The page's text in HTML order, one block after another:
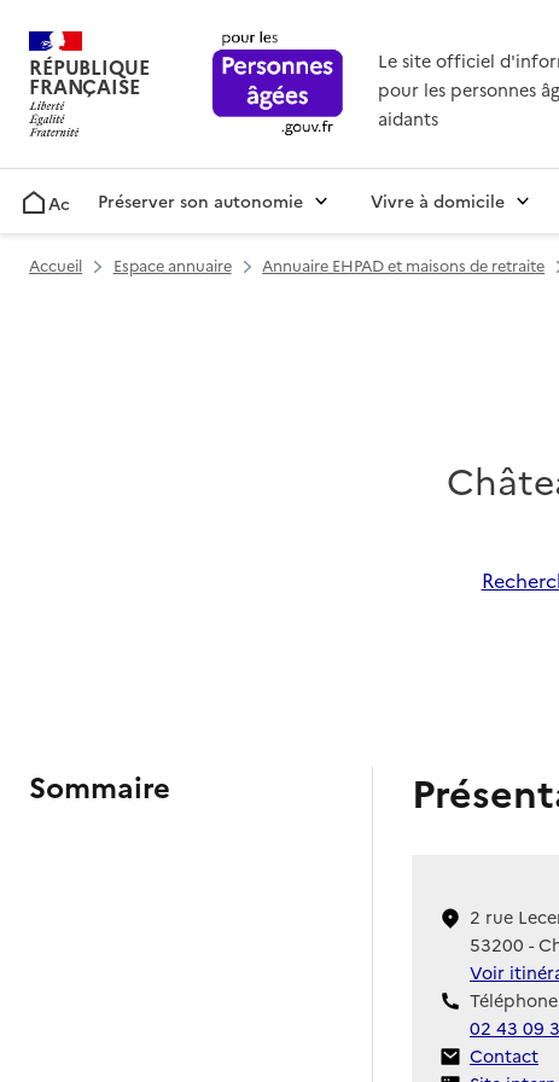
RÉPUBLIQUE
FRANÇAISE
Le site officiel
pour les personnes
aidants
AccueilPréserver son autonomie Vivre à domicile
Accueil Espace annuaire Annuaire EHPAD et maisons de retraite
Sommaire
2 rue
53200 -
Voir
02 43 09
Contact
Contact